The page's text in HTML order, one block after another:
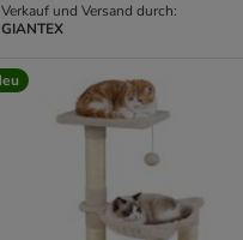
Verkauf und Versand durch:
GIANTEX